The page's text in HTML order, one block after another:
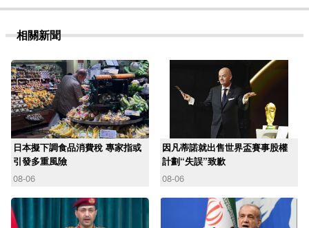
相關新聞
日本擬下調食品消費稅 專家指或
引發多重風險
08-06
因凡蒂諾就出售世界盃賽事股權
計劃“失誤”致歉
08-06